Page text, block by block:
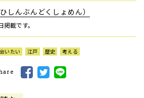
しんぶんどくしょめん）
載です。
いたい 江戸 歴史 考える